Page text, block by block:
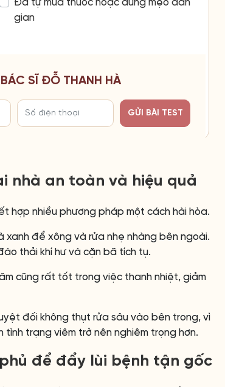
Đã tự mua thuốc hoặc dùng mẹo dân
gian
SĨ ĐỖ THANH HÀ
GỬI BÀI TEST
nhà an toàn và hiệu quả
hợp nhiều phương pháp một cách hài hòa.
để xông và rửa nhẹ nhàng bên ngoài.
thải khí hư và cặn bã tích tụ.
cũng rất tốt trong việc thanh nhiệt, giảm
đối không thụt rửa sâu vào bên trong, vì
trạng viêm trở nên nghiêm trọng hơn.
để đẩy lùi bệnh tận gốc